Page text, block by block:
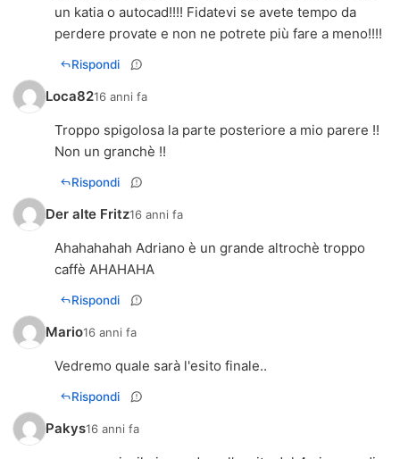
un katia o autocad!!!! Fidatevi se avete tempo da
perdere provate e non ne potrete più fare a meno!!!!
Rispondi
Loca8216 anni fa
Troppo spigolosa la parte posteriore a mio parere !!
Non un granchè !!
Rispondi
Der alte Fritz16 anni fa
Ahahahahah Adriano è un grande altrochè troppo
caffè AHAHAHA
Rispondi
Mario16 anni fa
Vedremo quale sarà l'esito finale..
Rispondi
Pakys16 anni fa